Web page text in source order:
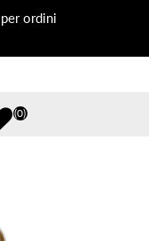
ordini
(0)